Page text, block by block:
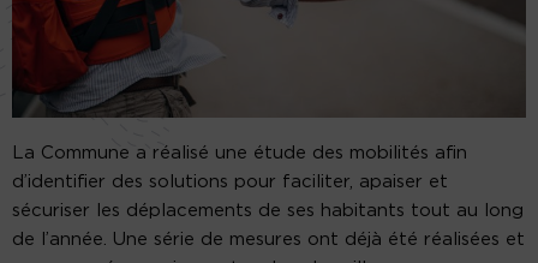
La Commune a réalisé une étude des mobilités afin
d’identifier des solutions pour faciliter, apaiser et
sécuriser les déplacements de ses habitants tout au long
de l’année. Une série de mesures ont déjà été réalisées et